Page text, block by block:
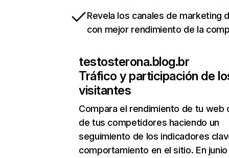
Revela los canales de marketing
con mejor rendimiento de la
testosterona.blog.br
Tráfico y participación de
visitantes
Compara el rendimiento de tu web
de tus competidores haciendo un
seguimiento de los indicadores
comportamiento en el sitio. En junio